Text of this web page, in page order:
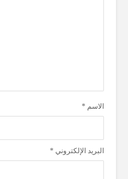
الاسم *
البريد الإلكتروني *